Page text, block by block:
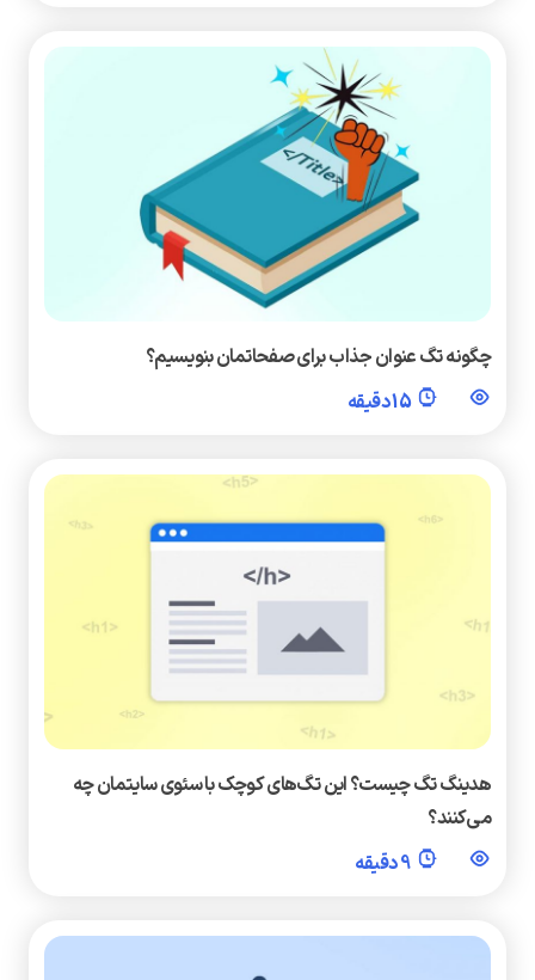
چگونه تگ عنوان جذاب برای صفحاتمان بنویسیم؟
15 دقیقه
هدینگ تگ چیست؟ این تگ‌های کوچک با سئوی سایتمان چه
می‌کنند؟
9 دقیقه